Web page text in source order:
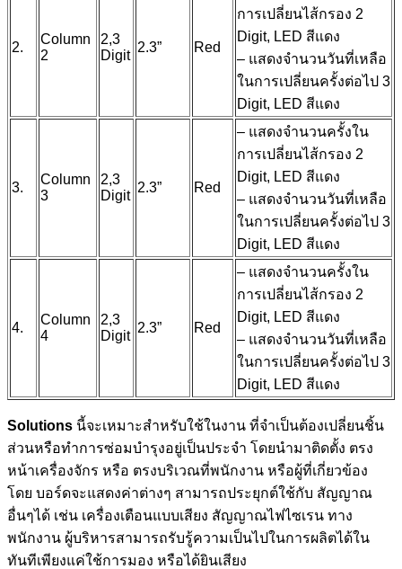
2.
Column
2
2,3
Digit
2.3” Red
การเปลี่ยนไส้กรอง 2
Digit, LED สีแดง
– แสดงจำนวนวันที่เหลือ
ในการเปลี่ยนครั้งต่อไป 3
Digit, LED สีแดง
3.
Column
3
2,3
Digit
2.3” Red
– แสดงจำนวนครั้งใน
การเปลี่ยนไส้กรอง 2
Digit, LED สีแดง
– แสดงจำนวนวันที่เหลือ
ในการเปลี่ยนครั้งต่อไป 3
Digit, LED สีแดง
4.
Column
4
2,3
Digit
2.3” Red
– แสดงจำนวนครั้งใน
การเปลี่ยนไส้กรอง 2
Digit, LED สีแดง
– แสดงจำนวนวันที่เหลือ
ในการเปลี่ยนครั้งต่อไป 3
Digit, LED สีแดง
Solutions นี้จะเหมาะสำหรับใช้ในงาน ที่จำเป็นต้องเปลี่ยนชิ้น
ส่วนหรือทำการซ่อมบำรุงอยู่เป็นประจำ โดยนำมาติดตั้ง ตรง
หน้าเครื่องจักร หรือ ตรงบริเวณที่พนักงาน หรือผู้ที่เกี่ยวข้อง
โดย บอร์ดจะแสดงค่าต่างๆ สามารถประยุกต์ใช้กับ สัญญาณ
อื่นๆได้ เช่น เครื่องเตือนแบบเสียง สัญญาณไฟไซเรน ทาง
พนักงาน ผู้บริหารสามารถรับรู้ความเป็นไปในการผลิตได้ใน
ทันทีเพียงแค่ใช้การมอง หรือได้ยินเสียง